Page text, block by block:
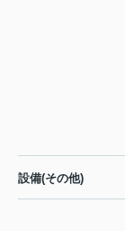
設備(その他)